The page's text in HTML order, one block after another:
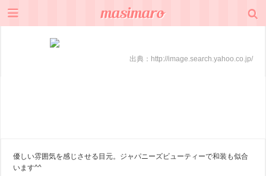
出典： http://image.search.yahoo.co.jp/
優しい雰囲気を感じさせる目元。ジャパニーズビューティーで和装も似合
います^^